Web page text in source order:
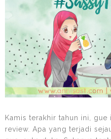
Kamis terakhir tahun ini,
review. Apa yang terjadi